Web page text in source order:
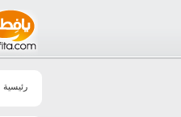
رئيسية